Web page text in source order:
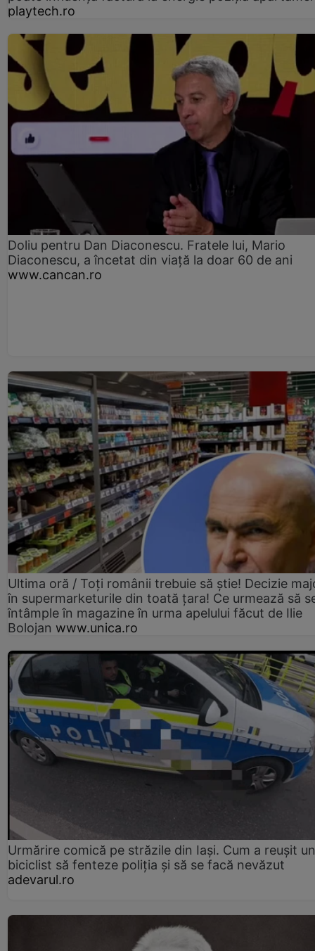
playtech.ro
Doliu pentru Dan Diaconescu. Fratele lui, Mario
Diaconescu, a încetat din viață la doar 60 de ani
www.cancan.ro
Ultima oră / Toți românii trebuie să știe! Decizie
în supermarketurile din toată țara! Ce urmează să
întâmple în magazine în urma apelului făcut de Ilie
Bolojan www.unica.ro
Urmărire comică pe străzile din Iași. Cum a reușit un
biciclist să fenteze poliția și să se facă nevăzut
adevarul.ro